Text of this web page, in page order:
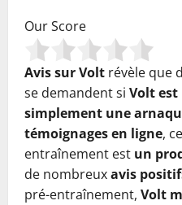
Our Score
Avis sur Volt révèle que
se demandent si Volt
simplement une
témoignages en ligne,
entraînement est un
de nombreuxavis
pré-entraînement, Volt